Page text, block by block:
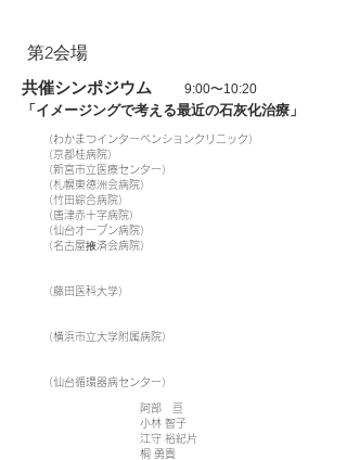
第2会場
共催シンポジウム 9:00〜10:20
「イメージングで考える最近の石灰化治療」
（わかまつインターベンションクリニック）
（京都桂病院）
（新宮市立医療センター）
（札幌東徳洲会病院）
（竹田綜合病院）
（唐津赤十字病院）
（仙台オープン病院）
（名古屋掖済会病院）
（藤田医科大学）
（横浜市立大学附属病院）
（仙台循環器病センター）
阿部 亘
小林 智子
江守 裕紀片
桐 勇貴